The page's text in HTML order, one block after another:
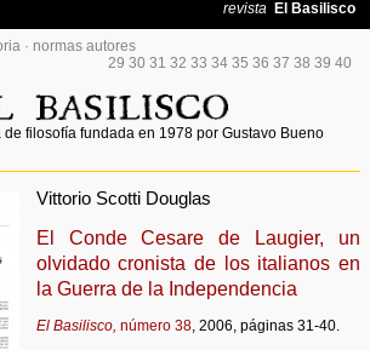
· normas autores
29 30 31 32 33 34 35 36 37 38 39 40
de filosofía fundada en 1978 por Gustavo Bueno
Vittorio Scotti Douglas
El Conde Cesare de Laugier, un
olvidado cronista de los italianos en
la Guerra de la Independencia
El Basilisco, número 38, 2006, páginas 31-40.